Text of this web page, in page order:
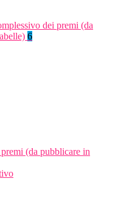
dei premi (da
6
(da pubblicare in